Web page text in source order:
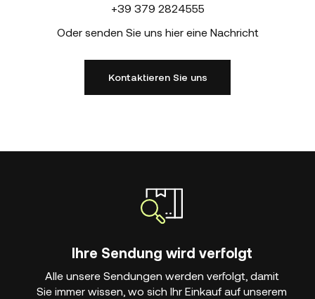
+39 379 2824555
Oder senden Sie uns hier eine Nachricht
Kontaktieren Sie uns
Ihre Sendung wird verfolgt
Alle unsere Sendungen werden verfolgt, damit
Sie immer wissen, wo sich Ihr Einkauf auf unserem